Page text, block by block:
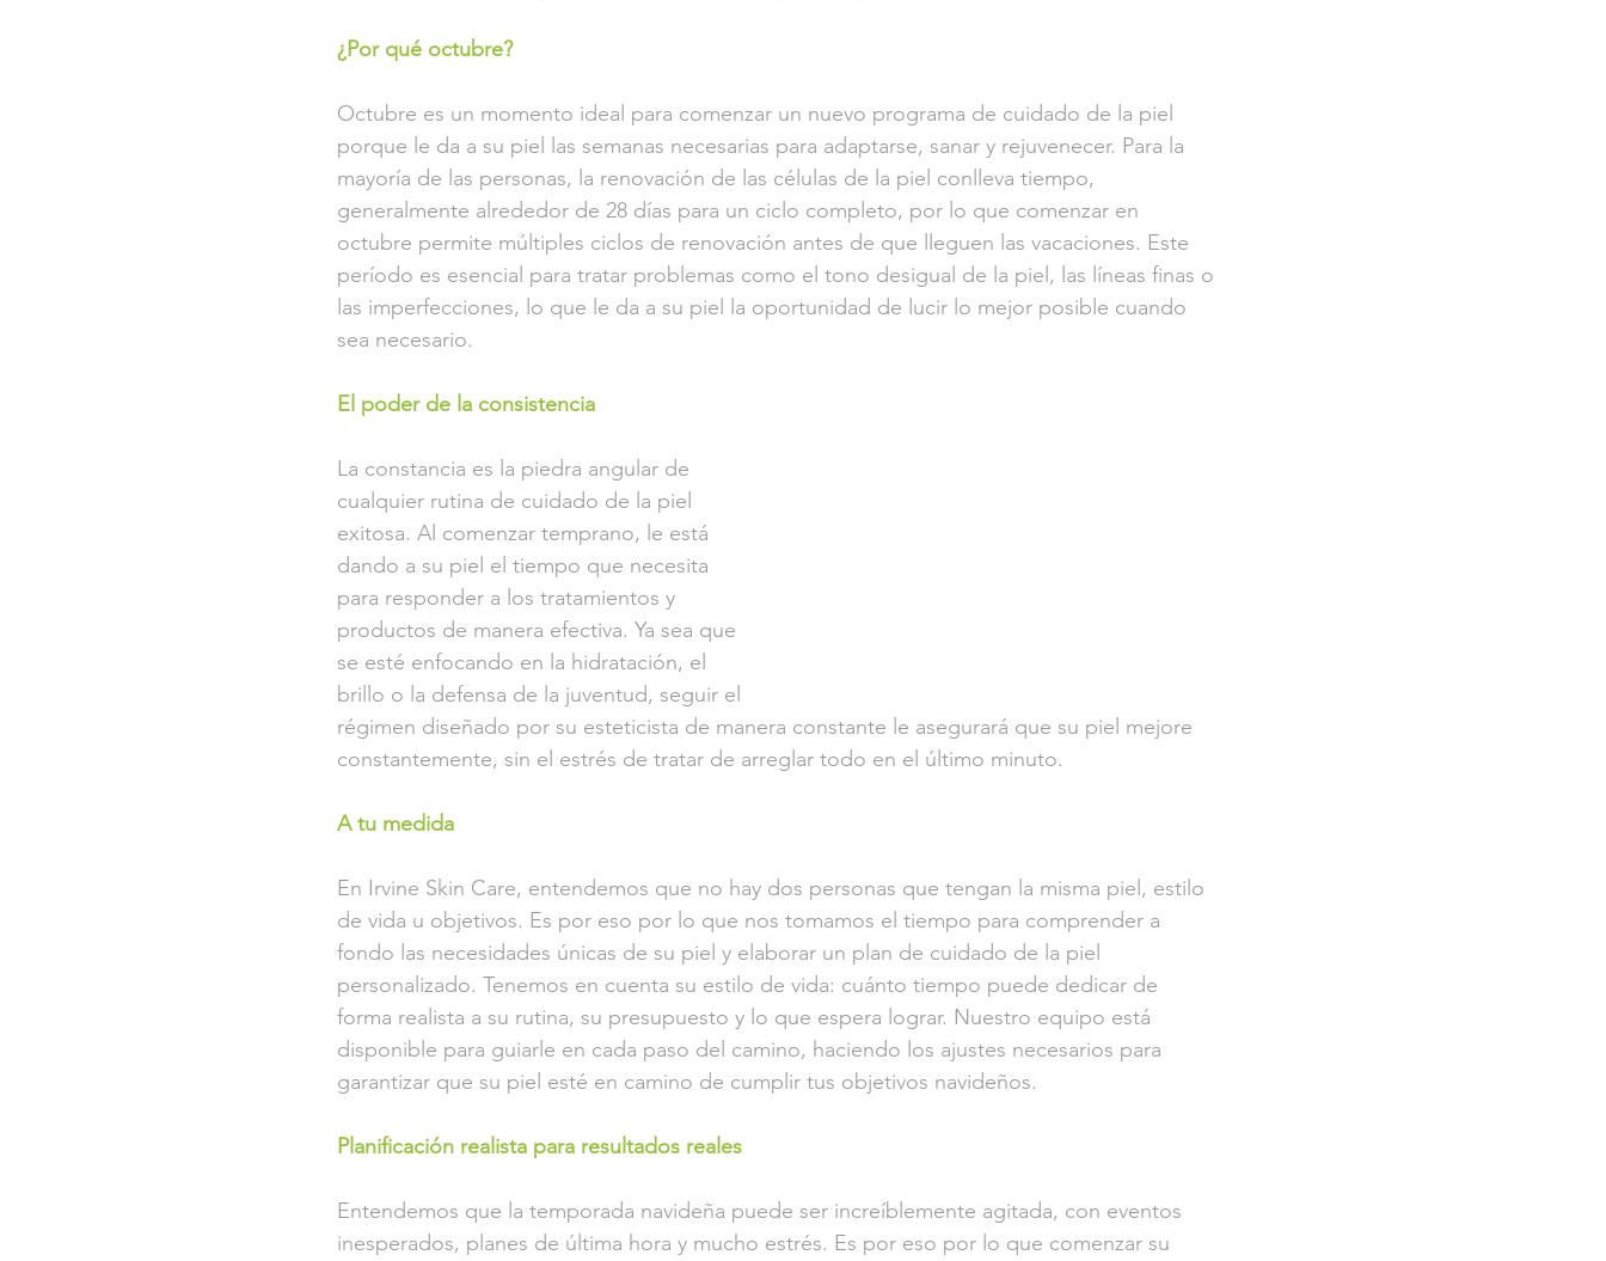
¿Por qué octubre?
Octubre es un momento ideal para comenzar un nuevo programa de cuidado de la piel
porque le da a su piel las semanas necesarias para adaptarse, sanar y rejuvenecer. Para la
mayoría de las personas, la renovación de las células de la piel conlleva tiempo,
generalmente alrededor de 28 días para un ciclo completo, por lo que comenzar en
octubre permite múltiples ciclos de renovación antes de que lleguen las vacaciones. Este
período es esencial para tratar problemas como el tono desigual de la piel, las líneas finas o
las imperfecciones, lo que le da a su piel la oportunidad de lucir lo mejor posible cuando
sea necesario.
El poder de la consistencia
La constancia es la piedra angular de
cualquier rutina de cuidado de la piel
exitosa. Al comenzar temprano, le está
dando a su piel el tiempo que necesita
para responder a los tratamientos y
productos de manera efectiva. Ya sea que
se esté enfocando en la hidratación, el
brillo o la defensa de la juventud, seguir el
régimen diseñado por su esteticista de manera constante le asegurará que su piel mejore
constantemente, sin el estrés de tratar de arreglar todo en el último minuto.
A tu medida
En Irvine Skin Care, entendemos que no hay dos personas que tengan la misma piel, estilo
de vida u objetivos. Es por eso por lo que nos tomamos el tiempo para comprender a
fondo las necesidades únicas de su piel y elaborar un plan de cuidado de la piel
personalizado. Tenemos en cuenta su estilo de vida: cuánto tiempo puede dedicar de
forma realista a su rutina, su presupuesto y lo que espera lograr. Nuestro equipo está
disponible para guiarle en cada paso del camino, haciendo los ajustes necesarios para
garantizar que su piel esté en camino de cumplir tus objetivos navideños.
Planificación realista para resultados reales
Entendemos que la temporada navideña puede ser increíblemente agitada, con eventos
inesperados, planes de última hora y mucho estrés. Es por eso por lo que comenzar su